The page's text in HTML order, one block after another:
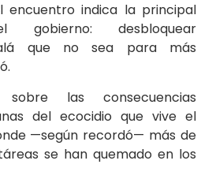
encuentro indica la principal
gobierno: desbloquear
que no sea para más
sobre las consecuencias
del ecocidio que vive el
—según recordó— más de
se han quemado en los